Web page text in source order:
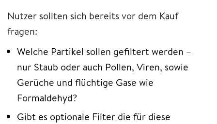
Nutzer sollten sich bereits vor dem Kauf
fragen:
Welche Partikel sollen gefiltert werden –
nur Staub oder auch Pollen, Viren, sowie
Gerüche und flüchtige Gase wie
Formaldehyd?
Gibt es optionale Filter die für diese